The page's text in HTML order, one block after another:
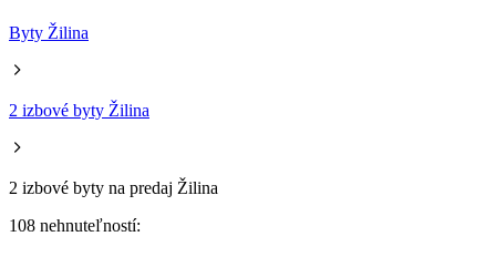
Byty Žilina
2 izbové byty Žilina
2 izbové byty na predaj Žilina
108 nehnuteľností: